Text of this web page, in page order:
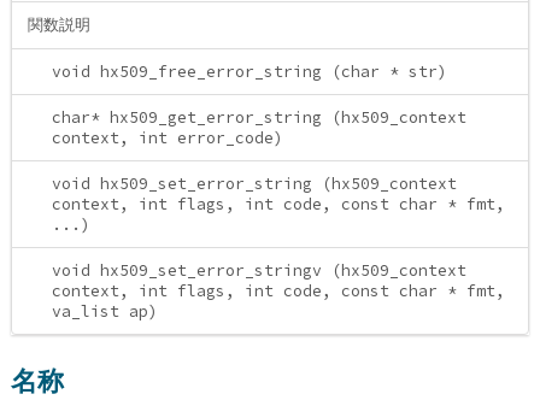
関数説明
void hx509_free_error_string (char * str)
char* hx509_get_error_string (hx509_context
context, int error_code)
void hx509_set_error_string (hx509_context
context, int flags, int code, const char * fmt,
...)
void hx509_set_error_stringv (hx509_context
context, int flags, int code, const char * fmt,
va_list ap)
名称